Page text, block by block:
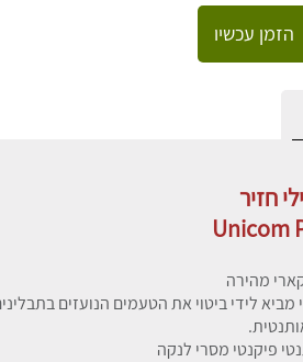
הזמן עכשיו
חזיר
Unicom
לידי ביטוי את הטעמים הנועזים
פיקנטי מסרי לנקה